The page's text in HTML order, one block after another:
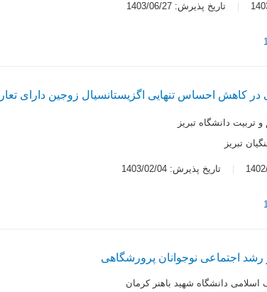
تاریخ پذیرش: 1403/06/27
کاهش احساس تنهایی اگزیستانسیال زوجین دارای
تربیت دانشگاه تبریز
تبریز
تاریخ پذیرش: 1403/02/04
رشد اجتماعی نوجوانان پرورشگاهی
اسلامی دانشگاه شهید باهنر کرمان